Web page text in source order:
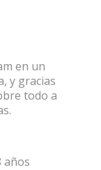
en un
y gracias
todo a
años